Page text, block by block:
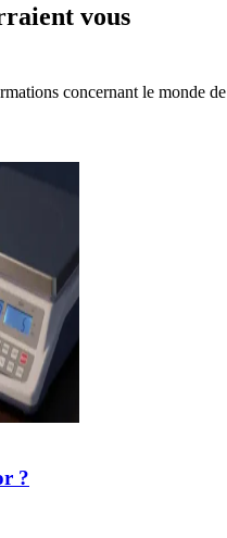
vous
concernant le monde de
?